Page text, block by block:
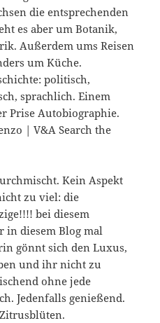
die entsprechenden
es aber um Botanik,
Außerdem ums Reisen
um Küche.
politisch,
sprachlich. Einem
Prise Autobiographie.
Kein Aspekt
zu viel: die
bei diesem
in diesem Blog mal
gönnt sich den Luxus,
und ihr nicht zu
ohne jede
Jedenfalls genießend.